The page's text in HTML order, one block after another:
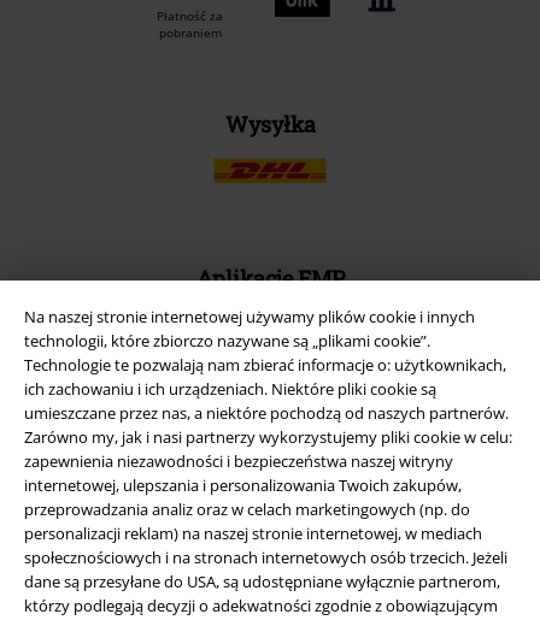
Na naszej stronie internetowej używamy plików cookie i innych
technologii, które zbiorczo nazywane są „plikami cookie”.
Technologie te pozwalają nam zbierać informacje o: użytkownikach,
ich zachowaniu i ich urządzeniach. Niektóre pliki cookie są
umieszczane przez nas, a niektóre pochodzą od naszych partnerów.
Zarówno my, jak i nasi partnerzy wykorzystujemy pliki cookie w celu:
zapewnienia niezawodności i bezpieczeństwa naszej witryny
internetowej, ulepszania i personalizowania Twoich zakupów,
przeprowadzania analiz oraz w celach marketingowych (np. do
personalizacji reklam) na naszej stronie internetowej, w mediach
społecznościowych i na stronach internetowych osób trzecich. Jeżeli
dane są przesyłane do USA, są udostępniane wyłącznie partnerom,
którzy podlegają decyzji o adekwatności zgodnie z obowiązującym
Płatność za
pobraniem
Wysyłka
Aplikację EMP
Ściągnij nową aplikację EMP - ZA DARMO - i korzystaj z nowych
funkcji!
A Warner Music Group Company